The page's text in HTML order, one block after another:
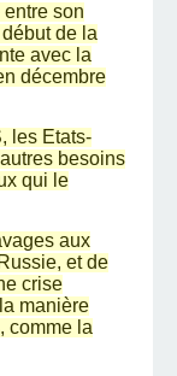
entre son
de la
avec la
décembre
les Etats-
besoins
qui le
aux
et de
crise
manière
comme la